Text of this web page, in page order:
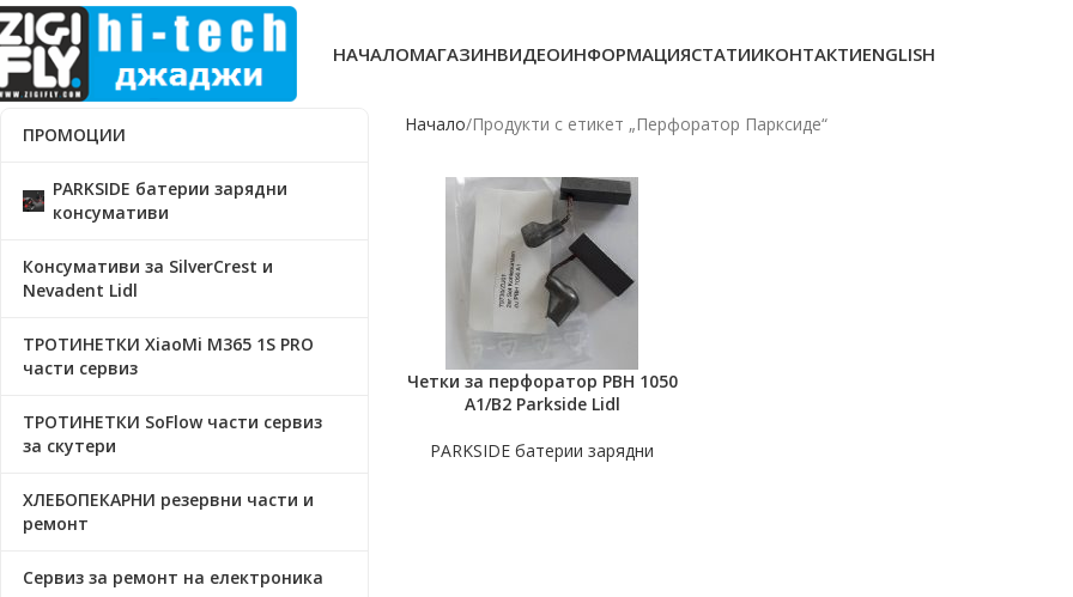
НАЧАЛОМАГАЗИНВИДЕОИНФОРМАЦИЯСТАТИИКОНТАКТИENGLISH
ПРОМОЦИИ
PARKSIDE батерии зарядни
консумативи
Консумативи за SilverCrest и
Nevadent Lidl
ТРОТИНЕТКИ XiaoMi M365 1S PRO
части сервиз
ТРОТИНЕТКИ SoFlow части сервиз
за скутери
ХЛЕБОПЕКАРНИ резервни части и
ремонт
Сервиз за ремонт на електроника
Начало Продукти с етикет „Перфоратор Парксиде“
ОЩЕ
Четки за перфоратор PBH 1050
A1/B2 Parkside Lidl
PARKSIDE батерии зарядни